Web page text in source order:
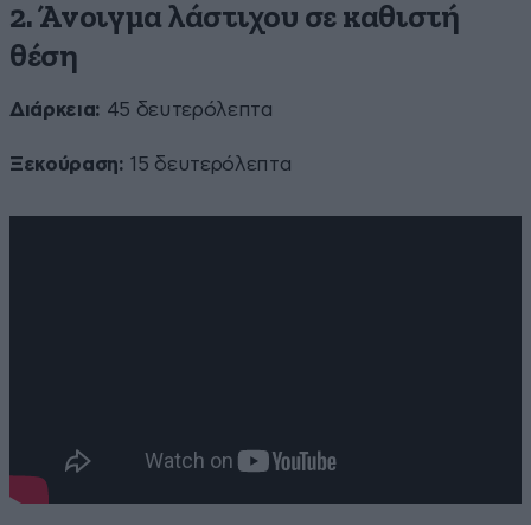
2. Άνοιγμα λάστιχου σε καθιστή
θέση
Διάρκεια: 45 δευτερόλεπτα
Ξεκούραση: 15 δευτερόλεπτα